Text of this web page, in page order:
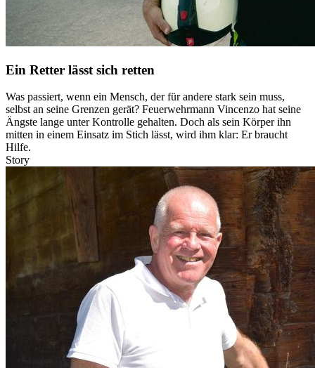
Ein Retter lässt sich retten
Was passiert, wenn ein Mensch, der für andere stark sein muss,
selbst an seine Grenzen gerät? Feuerwehrmann Vincenzo hat seine
Ängste lange unter Kontrolle gehalten. Doch als sein Körper ihn
mitten in einem Einsatz im Stich lässt, wird ihm klar: Er braucht
Hilfe.
Story